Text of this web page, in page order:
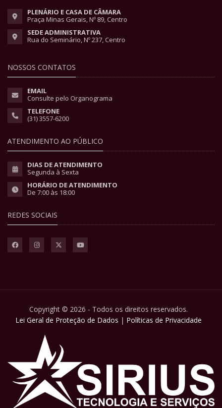
PLENÁRIO E CASA DE CÂMARA
Praça Minas Gerais, Nº 89, Centro
SEDE ADMINISTRATIVA
Rua do Seminário, Nº 237, Centro
NOSSOS CONTATOS
EMAIL
Consulte pelo Organograma
TELEFONE
(31) 3557-6200
ATENDIMENTO AO PÚBLICO
DIAS DE ATENDIMENTO
Segunda à Sexta
HORÁRIO DE ATENDIMENTO
De 7:00 às 18:00
REDES SOCIAIS
Copyright © 2026 - Todos os direitos reservados.
Lei Geral de Proteção de Dados | Políticas de Privacidade